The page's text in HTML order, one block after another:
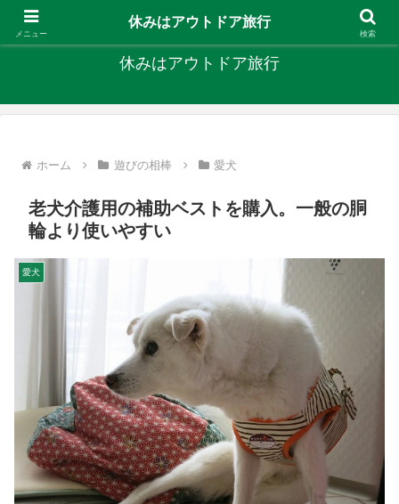
キャンプ、釣り、旅行など外遊びを楽しんでます
休みはアウトドア旅行
ホーム 遊びの相棒 愛犬
老犬介護用の補助ベストを購入。一般の胴
輪より使いやすい
愛犬
メニュー
休みはアウトドア旅行
検索